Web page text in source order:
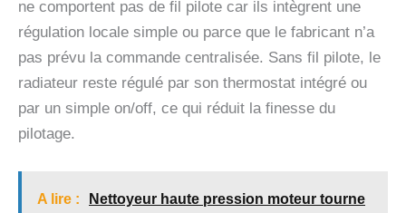
ne comportent pas de fil pilote car ils intègrent une
régulation locale simple ou parce que le fabricant n’a
pas prévu la commande centralisée. Sans fil pilote, le
radiateur reste régulé par son thermostat intégré ou
par un simple on/off, ce qui réduit la finesse du
pilotage.
A lire :
Nettoyeur haute pression moteur tourne